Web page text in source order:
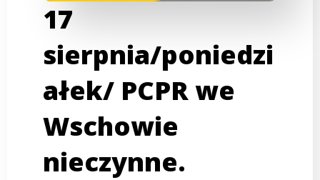
17
sierpnia/poniedzi
ałek/ PCPR we
Wschowie
nieczynne.